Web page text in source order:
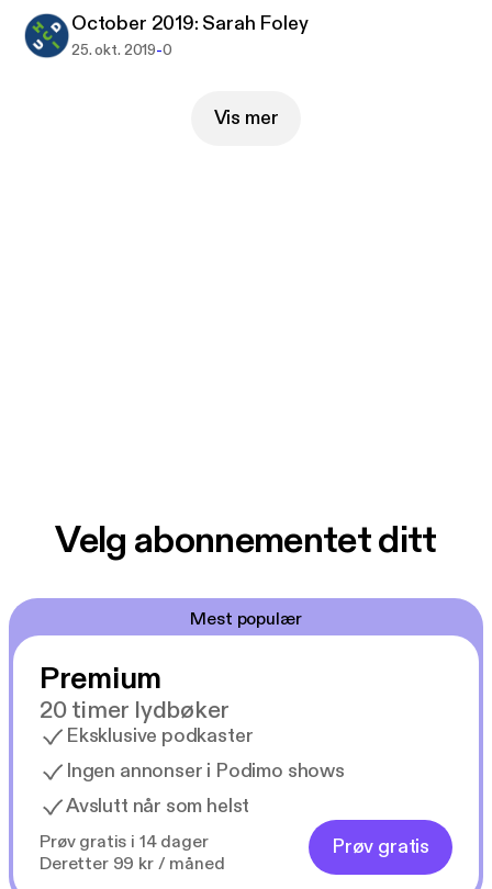
October 2019: Sarah Foley
25. okt. 2019-0
Vis mer
Velg abonnementet ditt
Mest populær
Premium
20 timer lydbøker
Eksklusive podkaster
Ingen annonser i Podimo shows
Avslutt når som helst
Prøv gratis i 14 dager
Deretter 99 kr / måned
Prøv gratis